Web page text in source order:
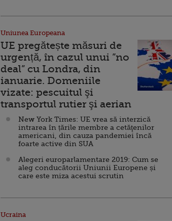
Uniunea Europeana
UE pregătește măsuri de
urgență, în cazul unui ”no
deal” cu Londra, din
ianuarie. Domeniile
vizate: pescuitul şi
transportul rutier şi aerian
New York Times: UE vrea să interzică
intrarea în țările membre a cetăţenilor
americani, din cauza pandemiei încă
foarte active din SUA
Alegeri europarlamentare 2019: Cum se
aleg conducătorii Uniunii Europene și
care este miza acestui scrutin
Ucraina